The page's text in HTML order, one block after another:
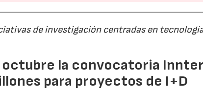
de investigación centradas en
octubre la convocatoria
para proyectos de I+D